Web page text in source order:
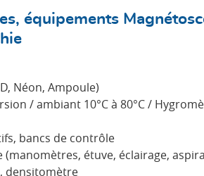
équipements
Néon, Ampoule)
/ ambiant 10°C à 80°C /
bancs de contrôle
(manomètres, étuve, éclairage,
densitomètre